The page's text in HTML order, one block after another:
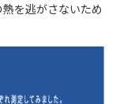
を逃がさないため